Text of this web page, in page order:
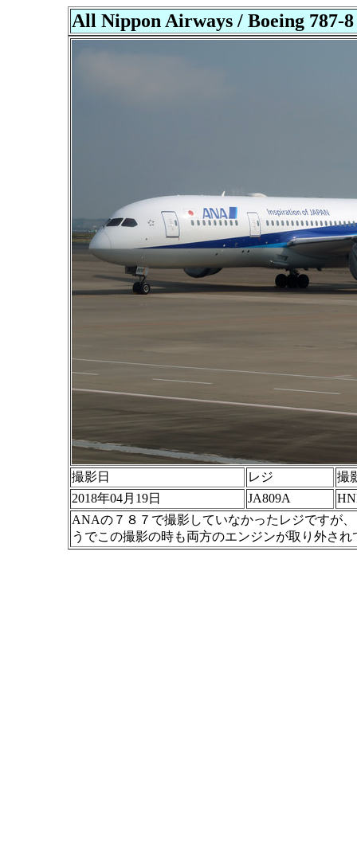
All Nippon Airways / Boeing 787-8
撮影日 レジ
撮
2018年04月19日
JA809A
ANAの７８７で撮影していなかったレジです
うでこの撮影の時も両方のエンジンが取り外され